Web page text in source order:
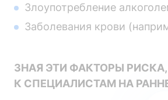
Злоупотребление
Заболевания крови
ЗНАЯ ЭТИ ФАКТОРЫ
К СПЕЦИАЛИСТАМ НА